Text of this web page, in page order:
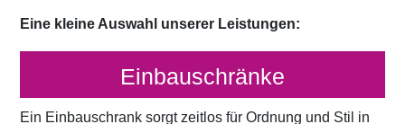
Eine kleine Auswahl unserer Leistungen:
Einbauschränke
Ein Einbauschrank sorgt zeitlos für Ordnung und Stil in